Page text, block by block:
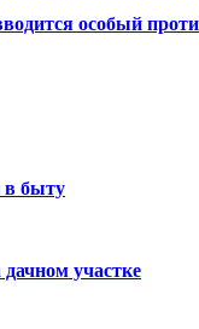
особый
в быту
участке